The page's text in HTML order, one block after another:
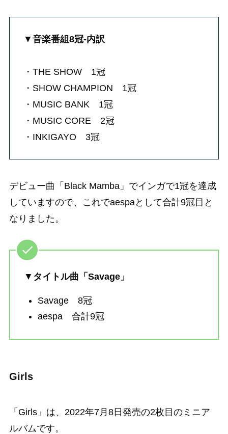
▼ 音楽番組8冠-内訳
・THE SHOW 1冠
・SHOW CHAMPION 1冠
・MUSIC BANK 1冠
・MUSIC CORE 2冠
・INKIGAYO 3冠
デビュー曲「Black Mamba」でインガで1冠を達成
していますので、これでaespaとして合計9冠目と
なりました。
▼ タイトル曲「Savage」
Savage 8冠
aespa 合計9冠
Girls
「Girls」は、2022年7月8日発売の2枚目のミニア
ルバムです。